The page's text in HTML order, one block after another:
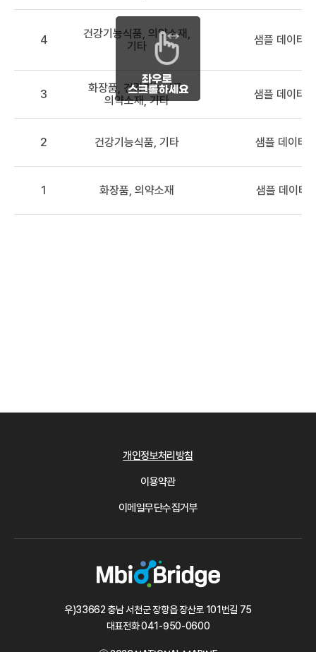
4
건강기능식품, 의약소재,
기타
샘플 데이터 4
3
화장품, 건강기능식품,
의약소재, 기타
샘플 데이터 3
2 건강기능식품, 기타 샘플 데이터2
1 화장품, 의약소재 샘플 데이터1
개인정보처리방침
이용약관
이메일무단수집거부
우)33662 충남 서천군 장항읍 장산로 101번길 75
대표전화041-950-0600